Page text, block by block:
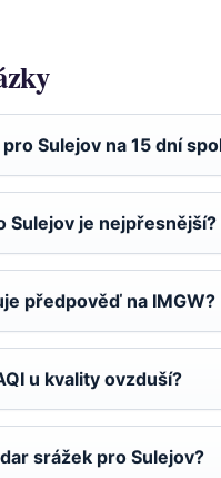
Sulejov na 15 dní
Sulejov je nejpřesnější?
předpověď na IMGW?
u kvality ovzduší?
srážek pro Sulejov?